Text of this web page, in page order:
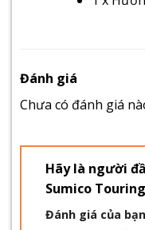
Đánh giá
Chưa có đánh giá
Hãy là người
Sumico
Đánh giá của bạn